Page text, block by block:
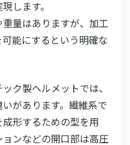
します。
量はありますが、加工
能にするという明確な
ク製ヘルメットでは、
があります。繊維系で
形するための型を用
ンなどの開口部は高圧